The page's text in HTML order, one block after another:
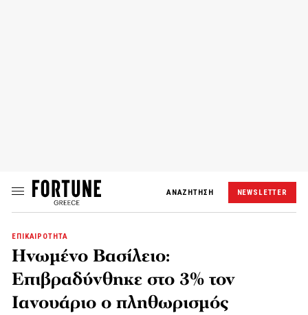
ΑΝΑΖΗΤΗΣΗ NEWSLETTER
ΕΠΙΚΑΙΡΟΤΗΤΑ
Ηνωμένο Βασίλειο:
Επιβραδύνθηκε στο 3% τον
Ιανουάριο ο πληθωρισμός